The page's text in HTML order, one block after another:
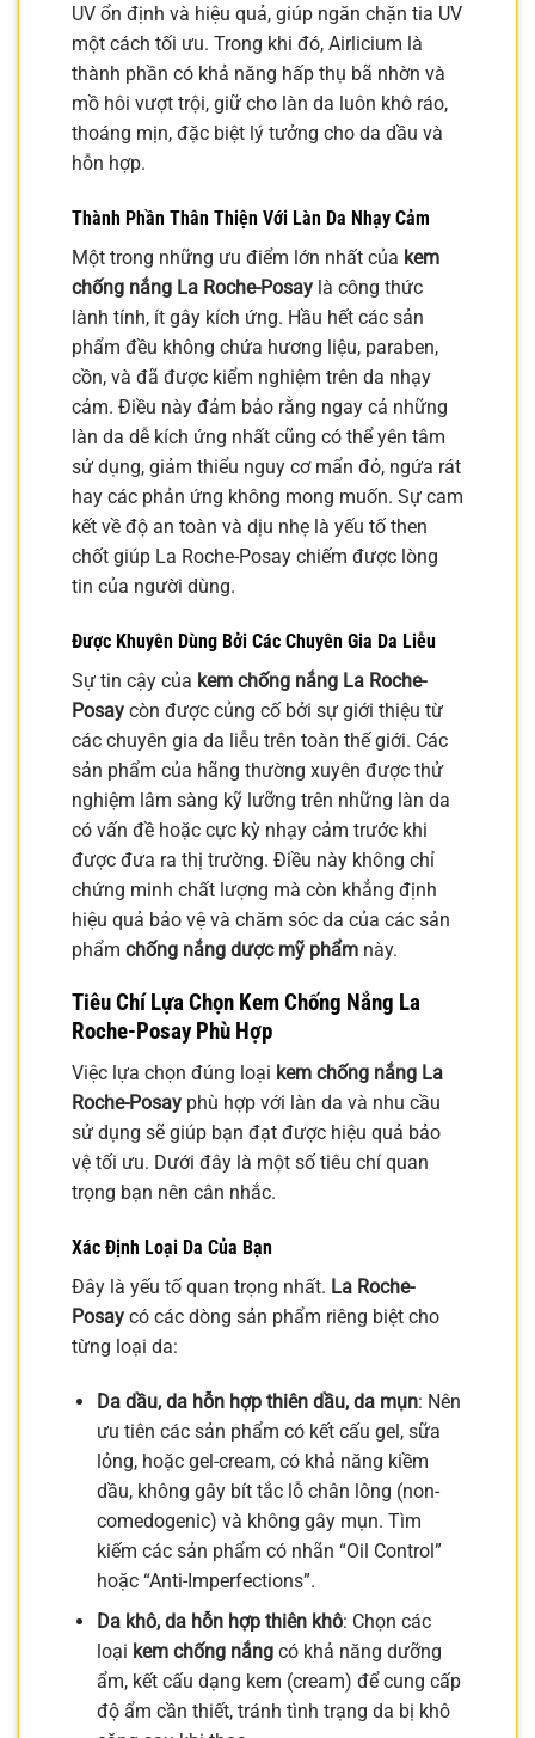
UV ổn định và hiệu quả, giúp ngăn chặn tia UV
một cách tối ưu. Trong khi đó, Airlicium là
thành phần có khả năng hấp thụ bã nhờn và
mồ hôi vượt trội, giữ cho làn da luôn khô ráo,
thoáng mịn, đặc biệt lý tưởng cho da dầu và
hỗn hợp.
Thành Phần Thân Thiện Với Làn Da Nhạy Cảm
Một trong những ưu điểm lớn nhất của kem
chống nắng La Roche-Posay là công thức
lành tính, ít gây kích ứng. Hầu hết các sản
phẩm đều không chứa hương liệu, paraben,
cồn, và đã được kiểm nghiệm trên da nhạy
cảm. Điều này đảm bảo rằng ngay cả những
làn da dễ kích ứng nhất cũng có thể yên tâm
sử dụng, giảm thiểu nguy cơ mẩn đỏ, ngứa rát
hay các phản ứng không mong muốn. Sự cam
kết về độ an toàn và dịu nhẹ là yếu tố then
chốt giúp La Roche-Posay chiếm được lòng
tin của người dùng.
Được Khuyên Dùng Bởi Các Chuyên Gia Da Liễu
Sự tin cậy của kem chống nắng La Roche-
Posay còn được củng cố bởi sự giới thiệu từ
các chuyên gia da liễu trên toàn thế giới. Các
sản phẩm của hãng thường xuyên được thử
nghiệm lâm sàng kỹ lưỡng trên những làn da
có vấn đề hoặc cực kỳ nhạy cảm trước khi
được đưa ra thị trường. Điều này không chỉ
chứng minh chất lượng mà còn khẳng định
hiệu quả bảo vệ và chăm sóc da của các sản
phẩm chống nắng dược mỹ phẩm này.
Tiêu Chí Lựa Chọn Kem Chống Nắng La
Roche-Posay Phù Hợp
Việc lựa chọn đúng loại kem chống nắng La
Roche-Posay phù hợp với làn da và nhu cầu
sử dụng sẽ giúp bạn đạt được hiệu quả bảo
vệ tối ưu. Dưới đây là một số tiêu chí quan
trọng bạn nên cân nhắc.
Xác Định Loại Da Của Bạn
Đây là yếu tố quan trọng nhất. La Roche-
Posay có các dòng sản phẩm riêng biệt cho
từng loại da:
Da dầu, da hỗn hợp thiên dầu, da mụn: Nên
ưu tiên các sản phẩm có kết cấu gel, sữa
lỏng, hoặc gel-cream, có khả năng kiềm
dầu, không gây bít tắc lỗ chân lông (non-
comedogenic) và không gây mụn. Tìm
kiếm các sản phẩm có nhãn “Oil Control”
hoặc “Anti-Imperfections”.
Da khô, da hỗn hợp thiên khô: Chọn các
loại kem chống nắngcó khả năng dưỡng
ẩm, kết cấu dạng kem (cream) để cung cấp
độ ẩm cần thiết, tránh tình trạng da bị khô